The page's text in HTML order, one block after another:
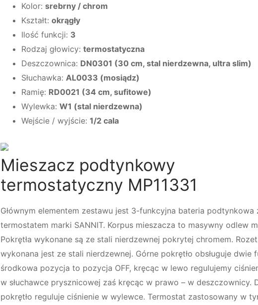
Kolor: srebrny / chrom
Kształt: okrągły
Ilość funkcji: 3
Rodzaj głowicy: termostatyczna
Deszczownica: DN0301 (30 cm, stal nierdzewna, ultra slim)
Słuchawka: AL0033 (mosiądz)
Ramię: RD0021 (34 cm, sufitowe)
Wylewka: W1 (stal nierdzewna)
Wejście / wyjście: 1/2 cala
Mieszacz podtynkowy
termostatyczny MP11331
Głównym elementem zestawu jest 3-funkcyjna bateria podtynkowa
termostatem marki SANNIT. Korpus mieszacza to masywny odlew
Pokrętła wykonane są ze stali nierdzewnej pokrytej chromem.
wykonana jest ze stali nierdzewnej. Górne pokrętło obsługuje dwie
środkowa pozycja to pozycja OFF, kręcąc w lewo regulujemy
w słuchawce prysznicowej zaś kręcąc w prawo – w deszczownicy.
pokrętło reguluje ciśnienie w wylewce. Termostat zastosowany w